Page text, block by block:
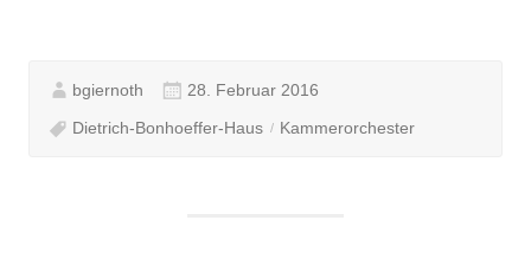
bgiernoth 28. Februar 2016
Dietrich-Bonhoeffer-Haus Kammerorchester